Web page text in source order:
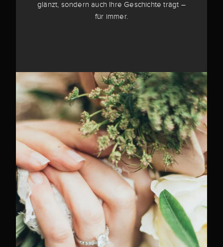
glänzt, sondern auch Ihre Geschichte trägt –
für immer.